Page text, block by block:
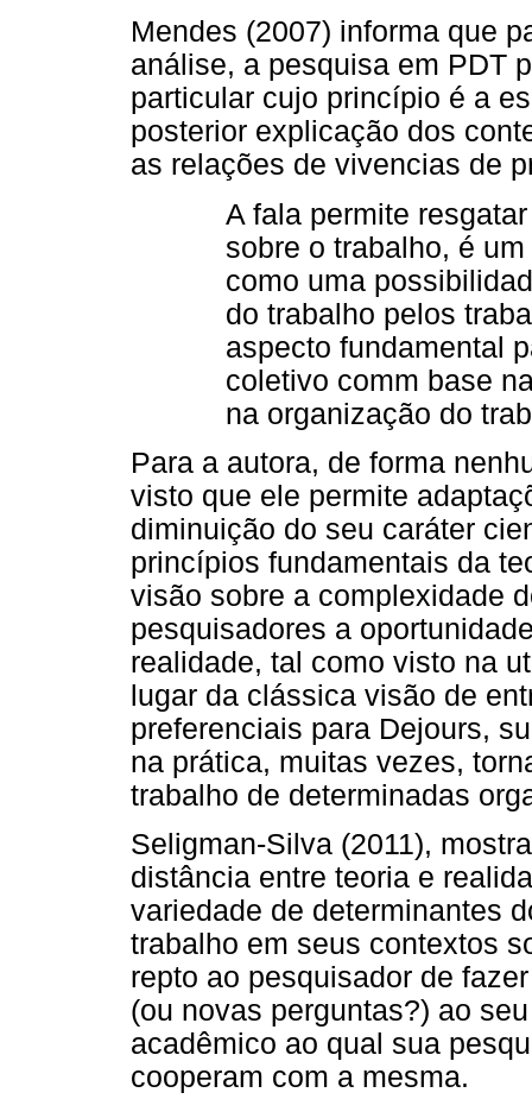
Mendes (2007) informa que
análise, a pesquisa em PDT
particular cujo princípio é a
posterior explicação dos
as relações de vivencias de
A fala permite
sobre o trabalho, é
como uma
do trabalho pelos
aspecto fundamental
coletivo comm base
na organização do
Para a autora, de forma
visto que ele permite
diminuição do seu caráter
princípios fundamentais da
visão sobre a complexidade
pesquisadores a
realidade, tal como visto na
lugar da clássica visão de
preferenciais para Dejours,
na prática, muitas vezes,
trabalho de determinadas
Seligman-Silva (2011),
distância entre teoria e
variedade de determinantes
trabalho em seus contextos
repto ao pesquisador de
(ou novas perguntas?) ao
acadêmico ao qual sua
cooperam com a mesma.